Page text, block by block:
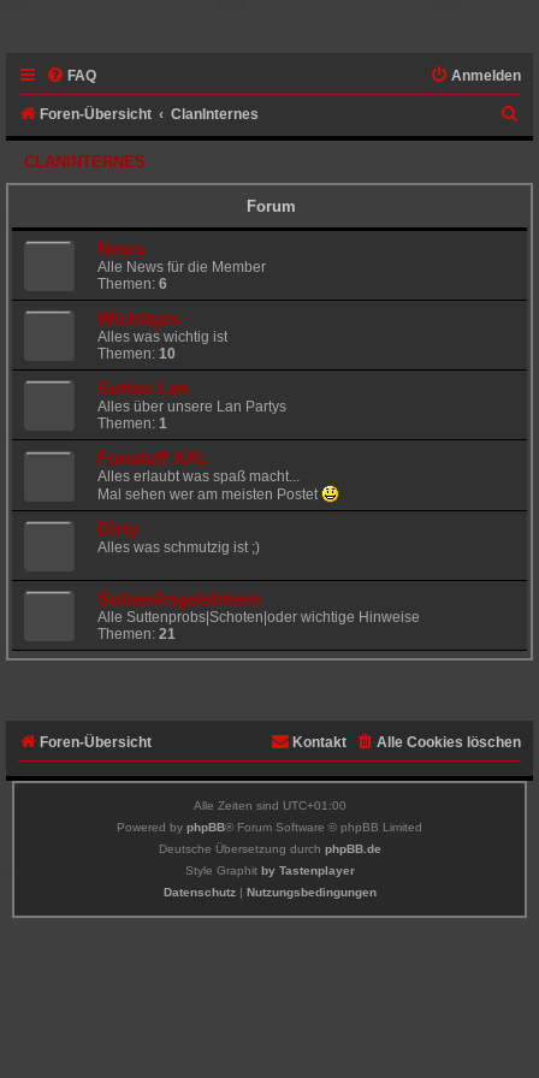
FAQ Anmelden
Foren-Übersicht ClanInternes
u
CLANINTERNES
Forum
News
Alle News für die Member
Themen: 6
Wichtiges
Alles was wichtig ist
Themen: 10
Sutten Lan
Alles über unsere Lan Partys
Themen: 1
Funstuff XXL
Alles erlaubt was spaß macht...
Mal sehen wer am meisten Postet
Dirty
Alles was schmutzig ist ;)
SuttenAngelsIntern
Alle Suttenprobs|Schoten|oder wichtige Hinweise
Themen: 21
Foren-Übersicht Alle Cookies löschen
Kontakt
Alle Zeiten sind UTC+01:00
Powered by phpBB® Forum Software © phpBB Limited
Deutsche Übersetzung durch phpBB.de
Style Graphit by Tastenplayer
Datenschutz| Nutzungsbedingungen